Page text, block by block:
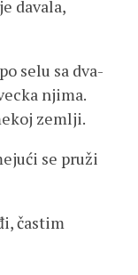
davala,
selu sa dva-
njima.
zemlji.
se pruži
častim